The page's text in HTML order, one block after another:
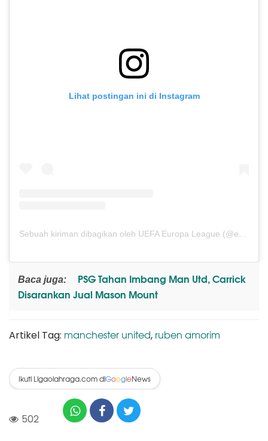
Lihat postingan ini di Instagram
Sebuah kiriman dibagikan oleh UEFA Europa League (@europaleague)
Baca juga:
PSG Tahan Imbang Man Utd, Carrick
Disarankan Jual Mason Mount
Artikel Tag: manchester united, ruben amorim
Ikuti Ligaolahraga.com diGoogleNews
502